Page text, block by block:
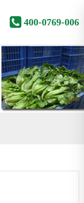
400-0769-006